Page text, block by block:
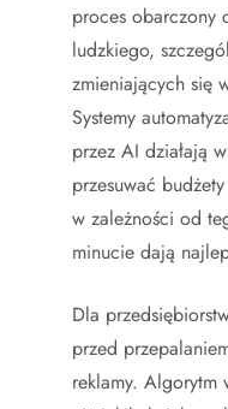
proces obarczony
ludzkiego,
zmieniających się
Systemy
przez AI działają
przesuwać
w zależności od
minucie dają
Dla
przed
reklamy. Algorytm